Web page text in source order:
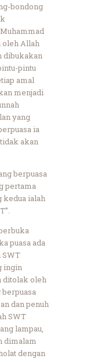
bondong
oleh Allah
dibukakan
pintu
amal
menjadi
yang
ia
akan
berpuasa
pertama
kedua ialah
puasa ada
SWT
ingin
ditolak oleh
berpuasa
dan penuh
SWT
lampau,
dimalam
dengan